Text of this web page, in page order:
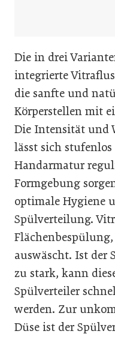
Die in drei
integrierte
die sanfte und
Körperstellen mit
Die Intensität und
lässt sich
Handarmatur
Formgebung
optimale Hygiene
Spülverteilung.
auswäscht. Ist der
zu stark, kann
Spülverteiler
werden. Zur
Düse ist der